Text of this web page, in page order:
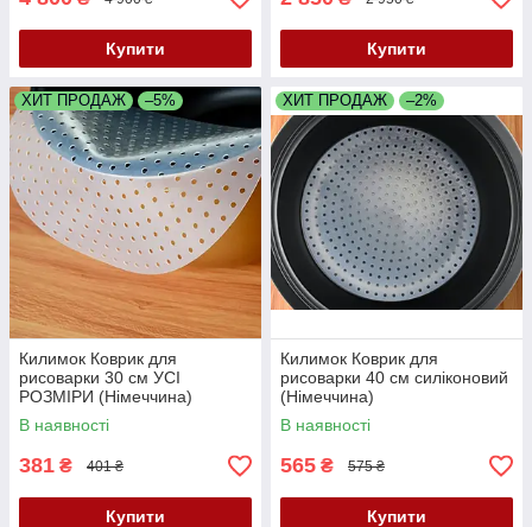
Купити Купити
ХИТ ПРОДАЖ –5%
Килимок Коврик для
рисоварки 30 см УСІ
РОЗМІРИ (Німеччина)
В наявності
381 ₴ 401 ₴
Купити
ХИТ ПРОДАЖ –2%
Килимок Коврик для
рисоварки 40 см силіконовий
(Німеччина)
В наявності
565 ₴ 575 ₴
Купити